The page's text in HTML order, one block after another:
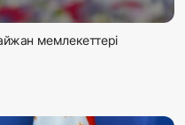
мемлекеттері